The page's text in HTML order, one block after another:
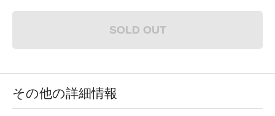
SOLD OUT
その他の詳細情報